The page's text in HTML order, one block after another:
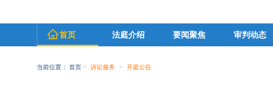
首页 法庭介绍 要闻聚焦 审判动态
当前位置： 首页 > 诉讼服务 > 开庭公告